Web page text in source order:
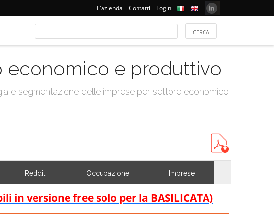
L'azienda Contatti Login
economico e produttivo
e segmentazione delle imprese per settore economico
Redditi Occupazione Imprese
in versione free solo per la BASILICATA)